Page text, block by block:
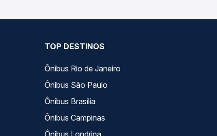
TOP DESTINOS
Ônibus Rio de Janeiro
Ônibus São Paulo
Ônibus Brasília
Ônibus Campinas
Ônibus Londrina